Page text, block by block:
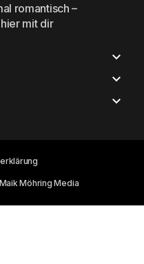
romantisch –
mit dir
Möhring Media